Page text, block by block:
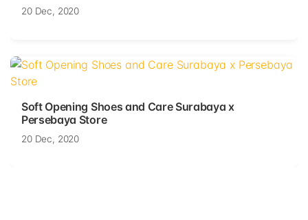
20 Dec, 2020
Soft Opening Shoes and Care Surabaya x
Persebaya Store
20 Dec, 2020